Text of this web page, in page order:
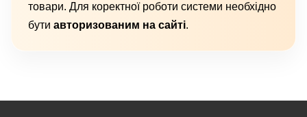
товари. Для коректної роботи системи необхідно
бути авторизованим на сайті.